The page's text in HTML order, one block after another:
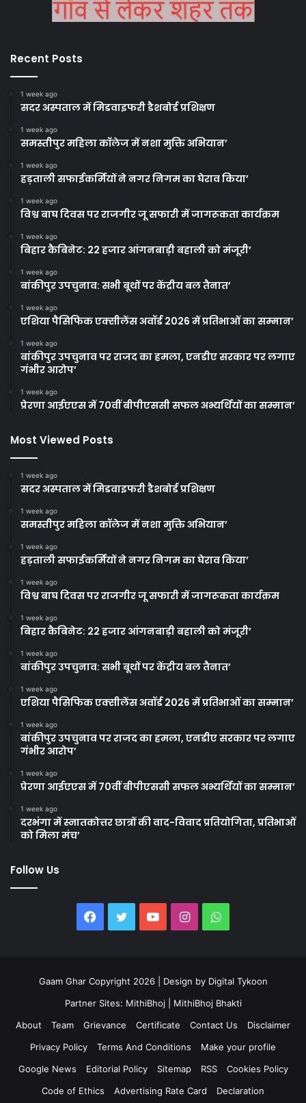
Recent Posts
1 week ago
सदर अस्पताल में मिडवाइफरी डैशबोर्ड प्रशिक्षण
1 week ago
समस्तीपुर महिला कॉलेज में नशा मुक्ति अभियान’
1 week ago
हड़ताली सफाईकर्मियों ने नगर निगम का घेराव किया’
1 week ago
विश्व बाघ दिवस पर राजगीर जू सफारी में जागरूकता कार्यक्रम
1 week ago
बिहार कैबिनेट: 22 हजार आंगनबाड़ी बहाली को मंजूरी’
1 week ago
बांकीपुर उपचुनाव: सभी बूथों पर केंद्रीय बल तैनात’
1 week ago
एशिया पैसिफिक एक्सीलेंस अवॉर्ड 2026 में प्रतिभाओं का सम्मान’
1 week ago
बांकीपुर उपचुनाव पर राजद का हमला, एनडीए सरकार पर लगाए
गंभीर आरोप’
1 week ago
प्रेरणा आईएएस में 70वीं बीपीएससी सफल अभ्यर्थियों का सम्मान’
Most Viewed Posts
1 week ago
सदर अस्पताल में मिडवाइफरी डैशबोर्ड प्रशिक्षण
1 week ago
समस्तीपुर महिला कॉलेज में नशा मुक्ति अभियान’
1 week ago
हड़ताली सफाईकर्मियों ने नगर निगम का घेराव किया’
1 week ago
विश्व बाघ दिवस पर राजगीर जू सफारी में जागरूकता कार्यक्रम
1 week ago
बिहार कैबिनेट: 22 हजार आंगनबाड़ी बहाली को मंजूरी’
1 week ago
बांकीपुर उपचुनाव: सभी बूथों पर केंद्रीय बल तैनात’
1 week ago
एशिया पैसिफिक एक्सीलेंस अवॉर्ड 2026 में प्रतिभाओं का सम्मान’
1 week ago
बांकीपुर उपचुनाव पर राजद का हमला, एनडीए सरकार पर लगाए
गंभीर आरोप’
1 week ago
प्रेरणा आईएएस में 70वीं बीपीएससी सफल अभ्यर्थियों का सम्मान’
1 week ago
दरभंगा में स्नातकोत्तर छात्रों की वाद-विवाद प्रतियोगिता, प्रतिभाओं
को मिला मंच’
Follow Us
Facebook
TwitterYouTubeInstagramWhatsApp
Gaam Ghar Copyright 2026 | Design by Digital Tykoon
Partner Sites: MithiBhoj
MithiBhoj Bhakti
About
Team Grievance Certificate Contact Us
Disclaimer
Privacy Policy
Terms And Conditions
Make your profile
Google News
Editorial Policy Sitemap RSS
Cookies Policy
Code of Ethics
Advertising Rate Card Declaration